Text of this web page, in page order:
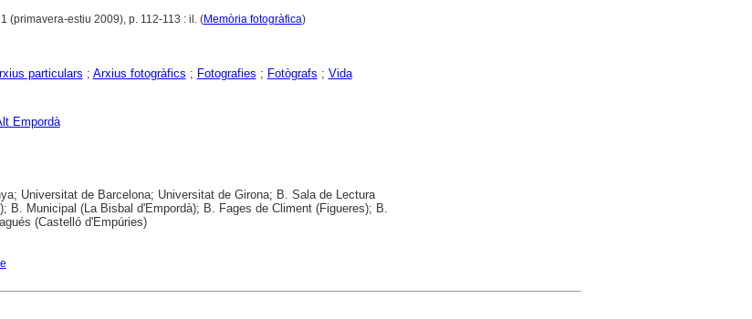
(primavera-estiu 2009), p. 112-113 : il. (Memòria fotogràfica)
particulars ; Arxius fotogràfics ; Fotografies ; Fotògrafs ; Vida
Empordà
Universitat de Barcelona; Universitat de Girona; B. Sala de Lectura
B. Municipal (La Bisbal d'Empordà); B. Fages de Climent (Figueres); B.
(Castelló d'Empúries)